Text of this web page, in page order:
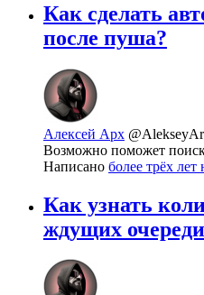
Как сделать
после пуша?
Алексей Арх
Возможно поможет
Написано более трёх лет
Как узнать
ждущих